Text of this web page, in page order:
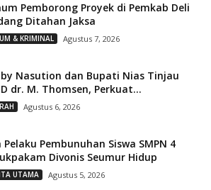
Pemborong Proyek di Pemkab Deli
Ditahan Jaksa
& KRIMINAL Agustus 7, 2026
Nasution dan Bupati Nias Tinjau
dr. M. Thomsen, Perkuat...
Agustus 6, 2026
Pelaku Pembunuhan Siswa SMPN 4
Divonis Seumur Hidup
UTAMA Agustus 5, 2026